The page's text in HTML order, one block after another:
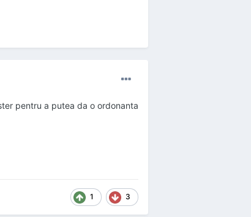
pentru a putea da o ordonanta
1 3